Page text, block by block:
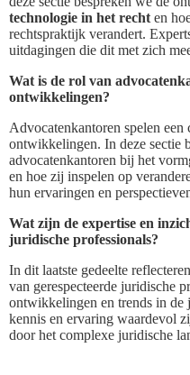
technologie in het recht en
rechtspraktijk verandert.
uitdagingen die dit met zich
Wat is de rol van
ontwikkelingen?
Advocatenkantoren spelen
ontwikkelingen. In deze sectie
advocatenkantoren bij het
en hoe zij inspelen op
hun ervaringen en
Wat zijn de expertise en
juridische professionals?
In dit laatste gedeelte
van gerespecteerde juridische
ontwikkelingen en trends in de
kennis en ervaring waardevol
door het complexe juridische